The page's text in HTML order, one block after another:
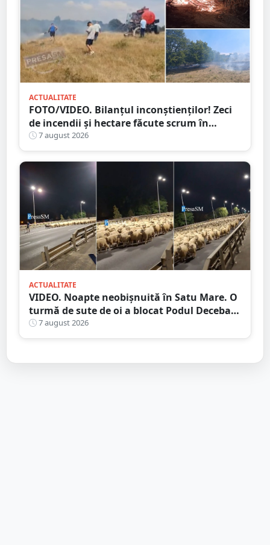
ACTUALITATE
FOTO/VIDEO. Bilanțul inconștienților! Zeci
de incendii și hectare făcute scrum în
județul Satu Mare
7 august 2026
ACTUALITATE
VIDEO. Noapte neobișnuită în Satu Mare. O
turmă de sute de oi a blocat Podul Decebal.
Gest de apreciat al ciobanului
7 august 2026